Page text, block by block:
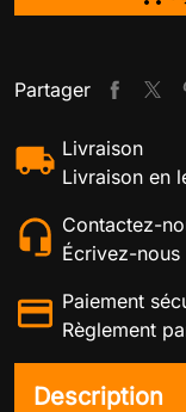
Partager
Livraison
Livraison en
Contactez-
Écrivez-
Paiement
Règlement
Description